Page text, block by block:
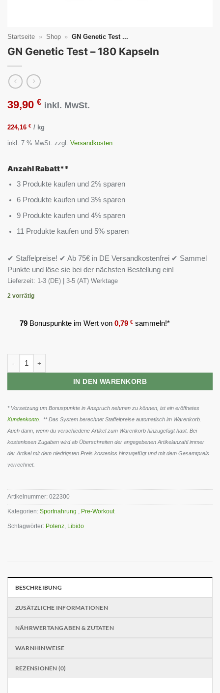
Startseite » Shop » GN Genetic Test ...
GN Genetic Test – 180 Kapseln
39,90 € inkl. MwSt.
224,16 € / kg
inkl. 7 % MwSt. zzgl. Versandkosten
Anzahl Rabatt**
3 Produkte kaufen und 2% sparen
6 Produkte kaufen und 3% sparen
9 Produkte kaufen und 4% sparen
11 Produkte kaufen und 5% sparen
✔ Staffelpreise! ✔ Ab 75€ in DE Versandkostenfrei ✔ Sammel
Punkte und löse sie bei der nächsten Bestellung ein!
Lieferzeit: 1-3 (DE) | 3-5 (AT) Werktage
2 vorrätig
79 Bonuspunkte im Wert von 0,79 € sammeln!*
GN Genetic Test - 180 Kapseln Menge
IN DEN WARENKORB
* Vorsetzung um Bonuspunkte in Anspruch nehmen zu können, ist ein eröffnetes
Kundenkonto . ** Das System berechnet Staffelpreise automatisch im Warenkorb.
Auch dann, wenn du verschiedene Artikel zum Warenkorb hinzugefügt hast. Bei
kostenlosen Zugaben wird ab Überschreiten der angegebenen Artikelanzahl immer
der Artikel mit dem niedrigsten Preis kostenlos hinzugefügt und mit dem Gesamtpreis
verrechnet.
Artikelnummer: 022300
Kategorien: Sportnahrung , Pre-Workout
Schlagwörter: Potenz, Libido
BESCHREIBUNG
ZUSÄTZLICHE INFORMATIONEN
NÄHRWERTANGABEN & ZUTATEN
WARNHINWEISE
REZENSIONEN (0)